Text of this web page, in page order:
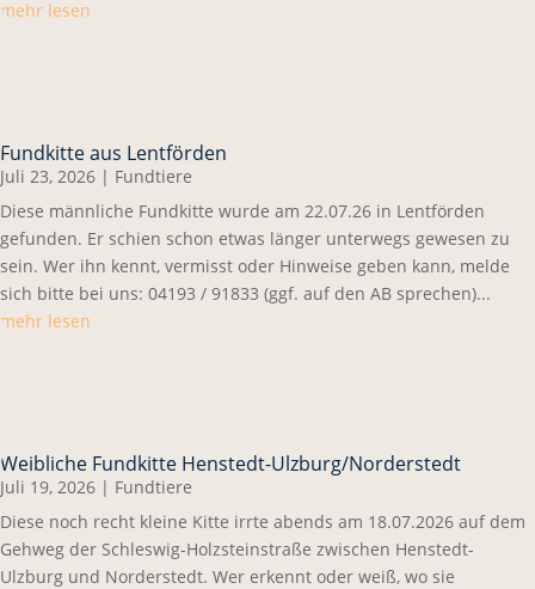
mehr lesen
Fundkitte aus Lentförden
Juli 23, 2026 | Fundtiere
Diese männliche Fundkitte wurde am 22.07.26 in Lentförden
gefunden. Er schien schon etwas länger unterwegs gewesen zu
sein. Wer ihn kennt, vermisst oder Hinweise geben kann, melde
sich bitte bei uns: 04193 / 91833 (ggf. auf den AB sprechen)...
mehr lesen
Weibliche Fundkitte Henstedt-Ulzburg/Norderstedt
Juli 19, 2026 | Fundtiere
Diese noch recht kleine Kitte irrte abends am 18.07.2026 auf dem
Gehweg der Schleswig-Holzsteinstraße zwischen Henstedt-
Ulzburg und Norderstedt. Wer erkennt oder weiß, wo sie